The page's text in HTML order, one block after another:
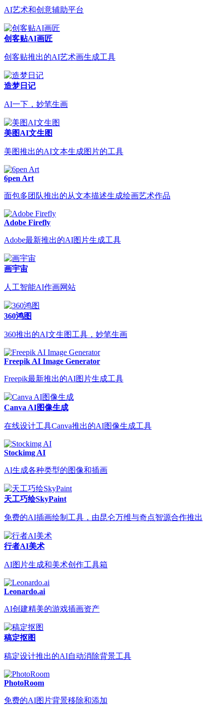
AI艺术和创意辅助平台
创客贴AI画匠
创客贴推出的AI艺术画生成工具
造梦日记
AI一下，妙笔生画
美图AI文生图
美图推出的AI文本生成图片的工具
6pen Art
面包多团队推出的从文本描述生成绘画艺术作品
Adobe Firefly
Adobe最新推出的AI图片生成工具
画宇宙
人工智能AI作画网站
360鸿图
360推出的AI文生图工具，妙笔生画
Freepik AI Image Generator
Freepik最新推出的AI图片生成工具
Canva AI图像生成
在线设计工具Canva推出的AI图像生成工具
Stockimg AI
AI生成各种类型的图像和插画
天工巧绘SkyPaint
免费的AI插画绘制工具，由昆仑万维与奇点智源合作推出
行者AI美术
AI图片生成和美术创作工具箱
Leonardo.ai
AI创建精美的游戏插画资产
稿定抠图
稿定设计推出的AI自动消除背景工具
PhotoRoom
免费的AI图片背景移除和添加